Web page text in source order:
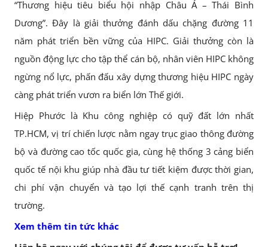
“Thương hiệu tiêu biểu hội nhập Châu Á – Thái Bình
Dương”. Đây là giải thưởng đánh dấu chặng đường 11
năm phát triển bền vững của HIPC. Giải thưởng còn là
nguồn động lực cho tập thể cán bộ, nhân viên HIPC không
ngừng nổ lực, phấn đấu xây dựng thương hiệu HIPC ngày
càng phát triển vươn ra biển lớn Thế giới.
Hiệp Phước là Khu công nghiệp có quỹ đất lớn nhất
TP.HCM, vị trí chiến lược nằm ngay trục giao thông đường
bộ và đường cao tốc quốc gia, cùng hệ thống 3 cảng biển
quốc tế nội khu giúp nhà đầu tư tiết kiệm được thời gian,
chi phí vận chuyển và tạo lợi thế cạnh tranh trên thị
trường.
Xem thêm tin tức khác